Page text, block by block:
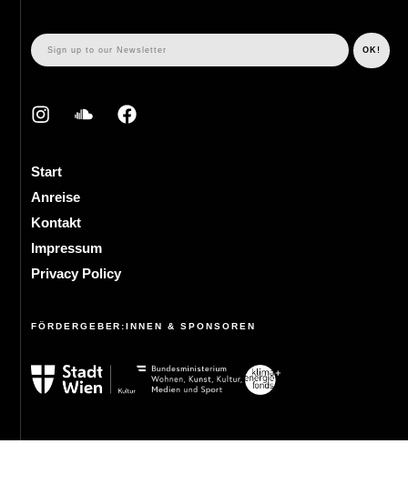
Start
Anreise
Kontakt
Impressum
Privacy Policy
FÖRDERGEBER:INNEN & SPONSOREN